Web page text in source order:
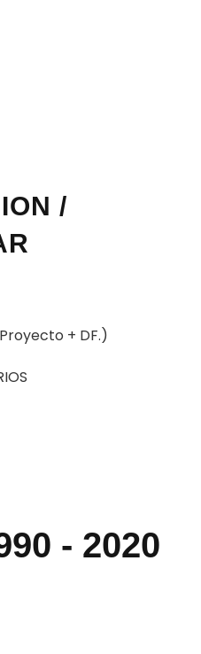
/
+ DF.)
- 2020